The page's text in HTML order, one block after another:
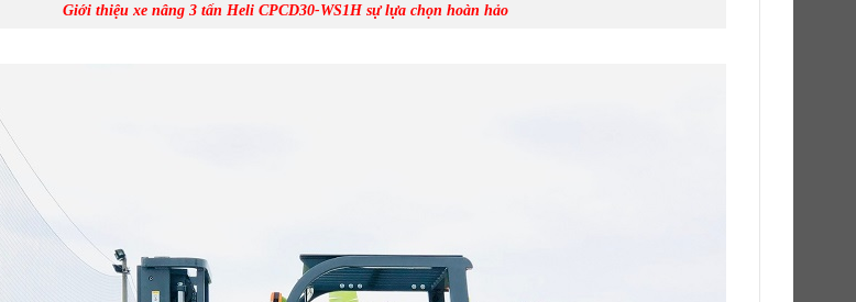
Giới thiệu xe nâng 3 tấn Heli CPCD30-WS1H sự lựa chọn hoàn hảo